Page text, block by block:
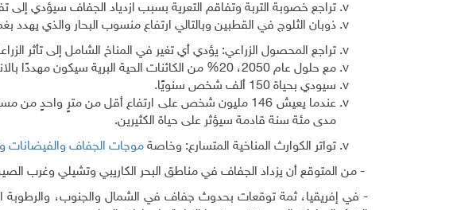
تراجع خصوبة التربة وتفاقم التعرية بسبب ازدياد الجفاف سيؤدي إلى
ذوبان الثلوج في القطبين وبالتالي ارتفاع منسوب البحار والذي
تراجع المحصول الزراعي: يؤدي أي تغير في المناخ الشامل إلى تأثر
مع حلول عام 2050، 20% من الكائنات الحية البرية سيكون مهددًا بالانقراض.
سيودي بحياة 150 ألف شخص سنويًا.
عندما يعيش 146 مليون شخص على ارتفاع أقل من مترٍ
مدى مئة سنة قادمة سيؤثر على حياة الكثيرين.
تواتر الكوارث المناخية المتسارع: وخاصة موجات الجفاف والفيضانات
- من المتوقع أن يزداد الجفاف في مناطق البحر الكاريبي وتشيلي وغرب الصين
- في إفريقيا، ثمة توقعات بحدوث جفاف في الشمال والجنوب، والرطوبة